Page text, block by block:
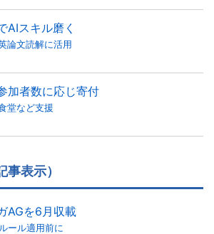
AIスキル磨く
論文読解に活用
加者数に応じ寄付
堂など支援
表示）
AGを6月収載
ール適用前に